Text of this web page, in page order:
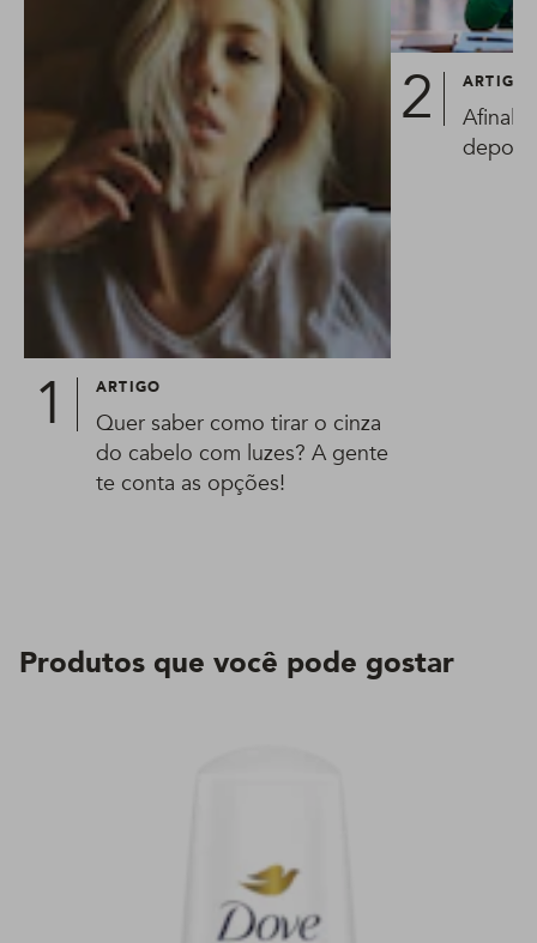
ARTIGO
Quer saber como tirar o cinza
do cabelo com luzes? A gente
te conta as opções!
ARTIGO
Afinal,
depois
Produtos que você pode gostar